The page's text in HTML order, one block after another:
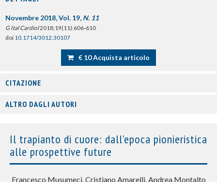
Novembre 2018, Vol. 19, N. 11
G Ital Cardiol2018;19(11):606-610
doi 10.1714/3012.30107
€ 10 Acquista articolo
CITAZIONE
ALTRO DAGLI AUTORI
Il trapianto di cuore: dall’epoca pionieristica
alle prospettive future
Francesco Musumeci, Cristiano Amarelli, Andrea Montalto